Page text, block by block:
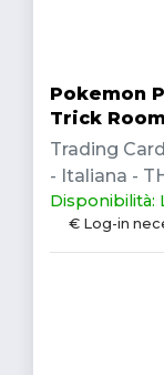
Pokemon
Trick Room
Trading
- Italiana -
Disponibilità:
€ Log-in